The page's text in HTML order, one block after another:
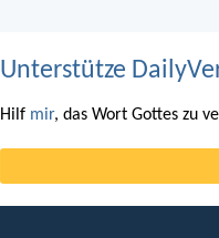
Unterstütze
Hilf mir, das Wort Gottes zu